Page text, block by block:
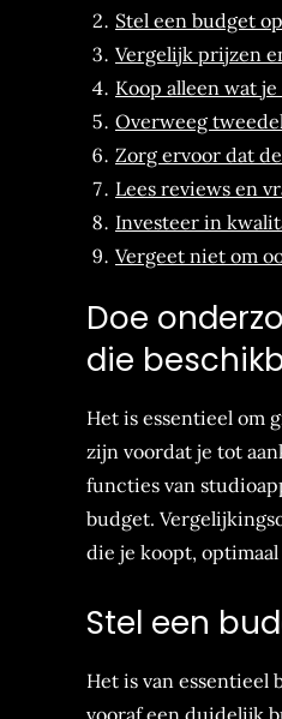
Stel een budget
Vergelijk prijzen
Koop alleen wat
Overweeg
Zorg ervoor dat
Lees reviews en
Investeer in
Vergeet niet om
Doe
die
Het is essentieel om
zijn voordat je tot
functies van
budget.
die je koopt,
Stel een
Het is van essentieel
vooraf een duidelijk